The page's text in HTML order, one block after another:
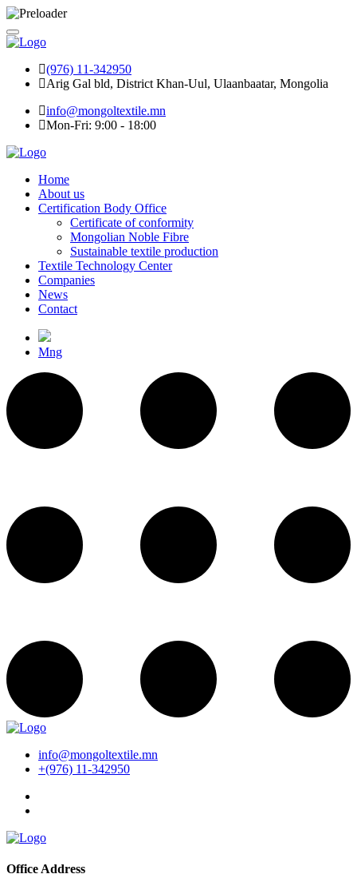
(976) 11-342950
Arig Gal bld, District Khan-Uul, Ulaanbaatar, Mongolia
info@mongoltextile.mn
Mon-Fri: 9:00 - 18:00
Home
About us
Certification Body Office
Certificate of conformity
Mongolian Noble Fibre
Sustainable textile production
Textile Technology Center
Companies
News
Contact
Mng
info@mongoltextile.mn
+(976) 11-342950
Office Address